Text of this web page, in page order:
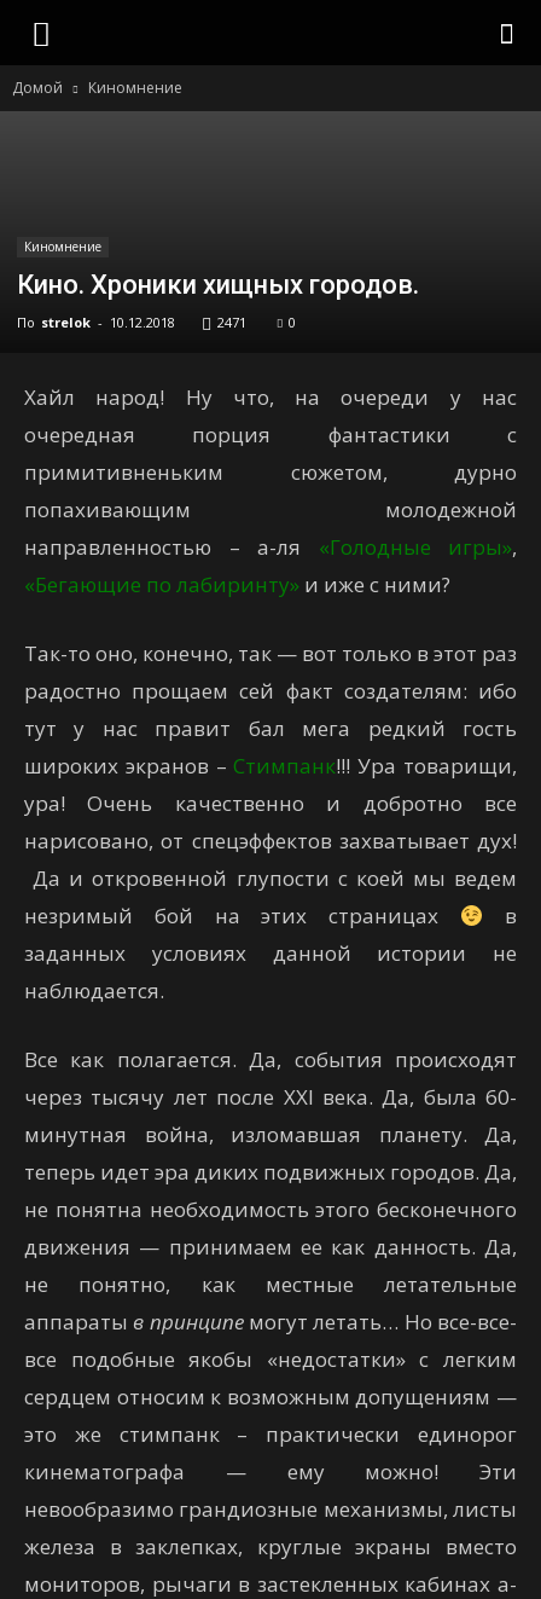
strelok
Домой Киномнение
Киномнение
Кино. Хроники хищных городов.
По strelok - 10.12.2018 2471 0
Хайл народ! Ну что, на очереди у нас
очередная порция фантастики с
примитивненьким сюжетом, дурно
попахивающим молодежной
направленностью – а-ля «Голодные игры»,
«Бегающие по лабиринту» и иже с ними?
Так-то оно, конечно, так — вот только в этот раз
радостно прощаем сей факт создателям: ибо
тут у нас правит бал мега редкий гость
широких экранов –Стимпанк!!! Ура товарищи,
ура! Очень качественно и добротно все
нарисовано, от спецэффектов захватывает дух!
Да и откровенной глупости с коей мы ведем
незримый бой на этих страницах
в
заданных условиях данной истории не
наблюдается.
Все как полагается. Да, события происходят
через тысячу лет после XXI века. Да, была 60-
минутная война, изломавшая планету. Да,
теперь идет эра диких подвижных городов. Да,
не понятна необходимость этого бесконечного
движения — принимаем ее как данность. Да,
не понятно, как местные летательные
аппараты в принципемогут летать… Но все-все-
все подобные якобы «недостатки» с легким
сердцем относим к возможным допущениям —
это же стимпанк – практически единорог
кинематографа — ему можно! Эти
невообразимо грандиозные механизмы, листы
железа в заклепках, круглые экраны вместо
мониторов, рычаги в застекленных кабинах а-